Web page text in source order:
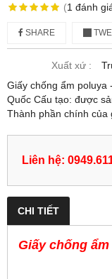
(1 đánh
SHARE
Xuất xứ :
Giấy chống ẩm
Quốc Cấu tạo: được
Thành phần chính của
Liên hệ:
CHI TIẾT
Giấy chống